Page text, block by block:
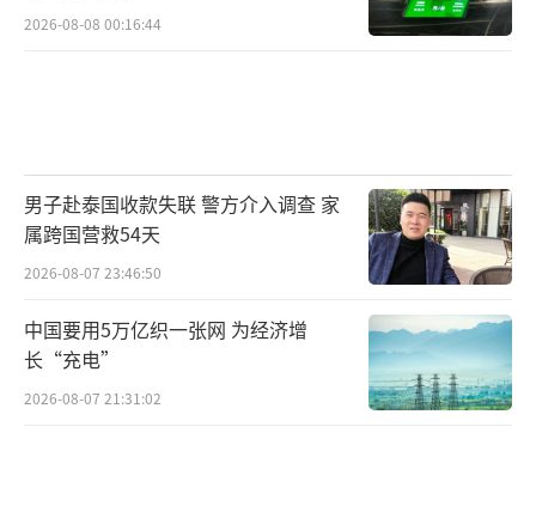
2026-08-08 00:16:44
男子赴泰国收款失联 警方介入调查 家
属跨国营救54天
2026-08-07 23:46:50
中国要用5万亿织一张网 为经济增
长“充电”
2026-08-07 21:31:02